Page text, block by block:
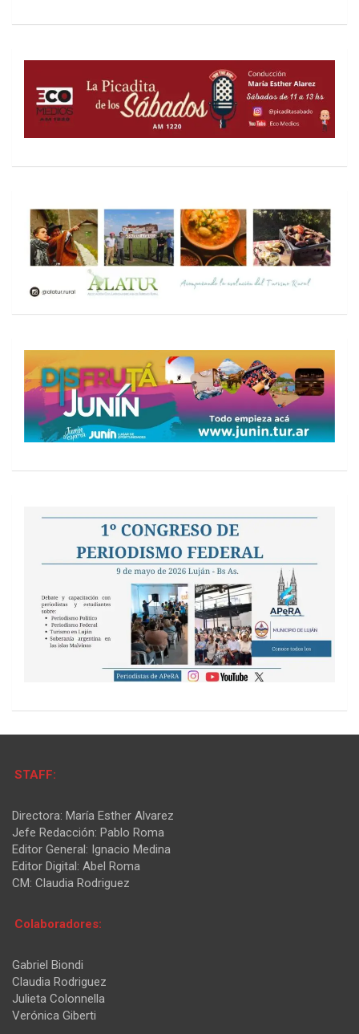
STAFF:
Directora: María Esther Alvarez
Jefe Redacción: Pablo Roma
Editor General: Ignacio Medina
Editor Digital: Abel Roma
CM: Claudia Rodriguez
Colaboradores:
Gabriel Biondi
Claudia Rodriguez
Julieta Colonnella
Verónica Giberti